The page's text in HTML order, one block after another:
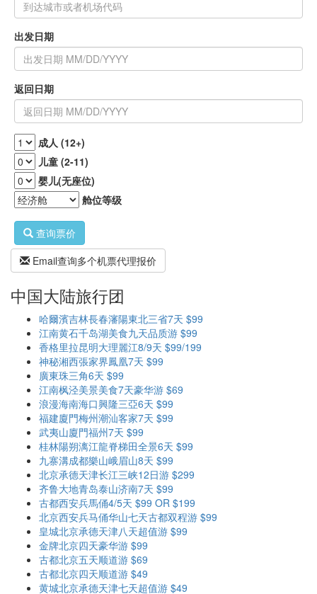
出发日期
返回日期
成人 (12+)
儿童 (2-11)
婴儿(无座位)
舱位等级
查询票价
Email查询多个机票代理报价
中国大陆旅行团
哈爾濱吉林長春瀋陽東北三省7天 $99
江南黄石千岛湖美食九天品质游 $99
香格里拉昆明大理麗江8/9天 $99/199
神秘湘西張家界鳳凰7天 $99
廣東珠三角6天 $99
江南枫泾美景美食7天豪华游 $69
浪漫海南海口興隆三亞6天 $99
福建廈門梅州潮汕客家7天 $99
武夷山廈門福州7天 $99
桂林陽朔漓江龍脊梯田全景6天 $99
九寨溝成都樂山峨眉山8天 $99
北京承德天津长江三峡12日游 $299
齐鲁大地青岛泰山济南7天 $99
古都西安兵馬俑4/5天 $99 OR $199
北京西安兵马俑华山七天古都双程游 $99
皇城北京承德天津八天超值游 $99
金牌北京四天豪华游 $99
古都北京五天顺道游 $69
古都北京四天顺道游 $49
黄城北京承德天津七天超值游 $49